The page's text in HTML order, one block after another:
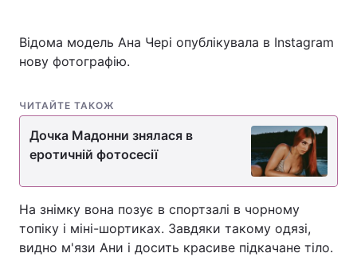
Відома модель Ана Чері опублікувала в Instagram
нову фотографію.
ЧИТАЙТЕ ТАКОЖ
Дочка Мадонни знялася в
еротичній фотосесії
На знімку вона позує в спортзалі в чорному
топіку і міні-шортиках. Завдяки такому одязі,
видно м'язи Ани і досить красиве підкачане тіло.